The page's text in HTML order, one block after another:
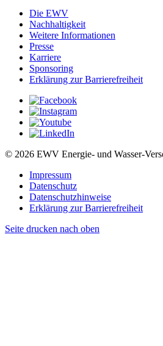
Die EWV
Nachhaltigkeit
Weitere Informationen
Presse
Karriere
Sponsoring
Erklärung zur Barrierefreiheit
© 2026 EWV Energie- und Wasser-
Impressum
Datenschutz
Datenschutzhinweise
Erklärung zur Barrierefreiheit
Seite drucken nach oben